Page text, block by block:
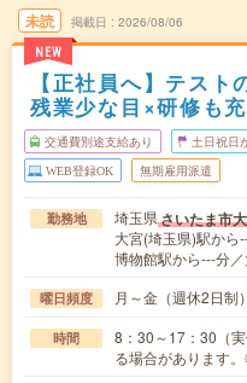
未読
NEW
掲載日 2026/08/06
【正社員へ】テスト
残業少な目×研修も
交通費別途支給あり 土日祝日
WEB登録OK 無期雇用派遣
勤務地 埼玉県さいたま市
大宮(埼玉県)駅から
博物館駅から---分
曜日頻度 月～金（週休2日制）
時間
8：30～17：30（
る場合があります